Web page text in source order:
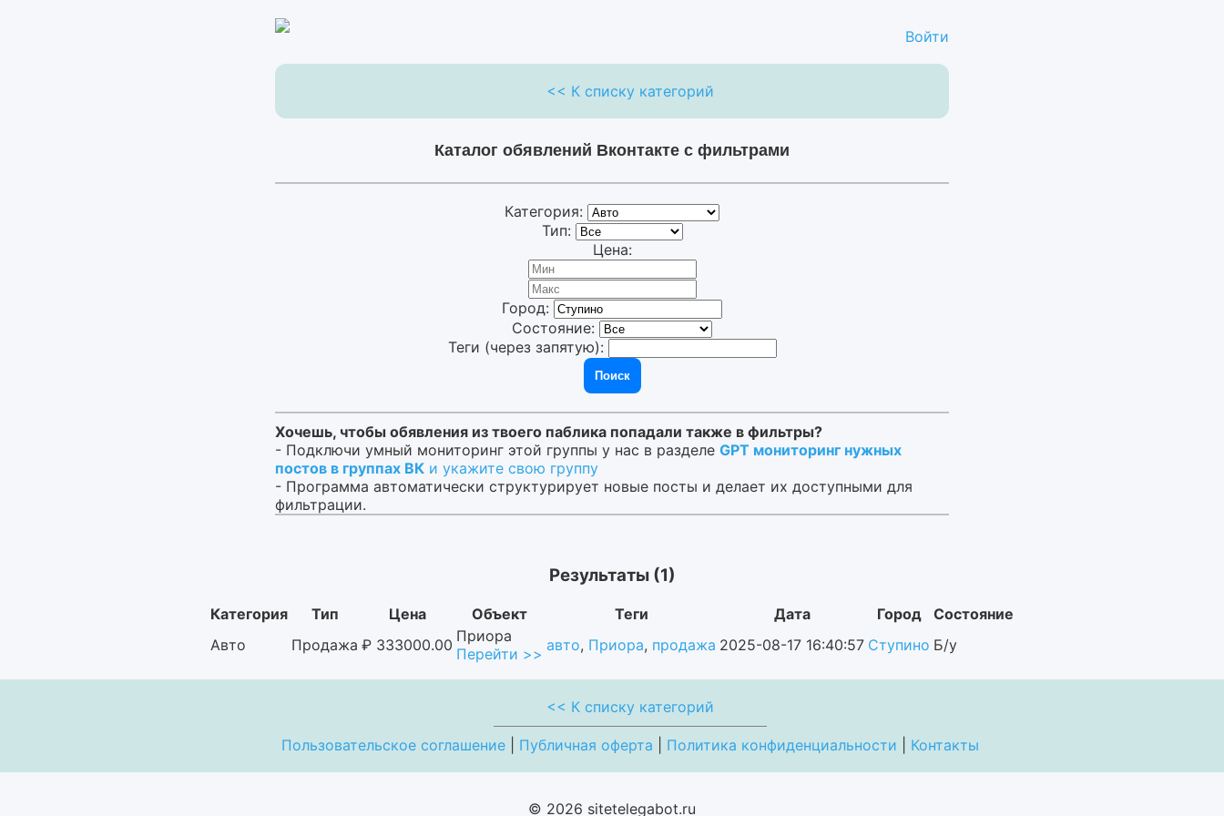
Войти
<< К списку категорий
Каталог обявлений Вконтакте с фильтрами
Категория:
Тип:
Цена:
Город:
Состояние:
Теги (через запятую):
Поиск
Хочешь, чтобы обявления из твоего паблика попадали также в фильтры?
- Подключи умный мониторинг этой группы у нас в разделе GPT мониторинг нужных
постов в группах ВК и укажите свою группу
- Программа автоматически структурирует новые посты и делает их доступными для
фильтрации.
Результаты (1)
Категория Тип Цена Объект Теги Дата Город
Состояние
Авто
Продажа ₽ 333000.00 Приора
Перейти >> авто, Приора, продажа 2025-08-17 16:40:57 Ступино Б/у
<< К списку категорий
Пользовательское соглашение Публичная оферта Политика конфиденциальности Контакты
© 2026 sitetelegabot.ru